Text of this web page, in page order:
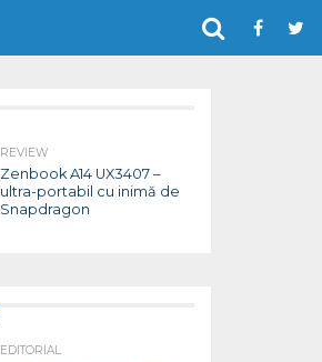
REVIEW
Zenbook A14 UX3407 –
ultra-portabil cu inimă de
Snapdragon
EDITORIAL